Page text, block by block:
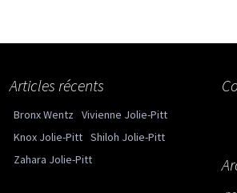
Articles récents
Bronx Wentz Vivienne Jolie-Pitt
Knox Jolie-Pitt Shiloh Jolie-Pitt
Zahara Jolie-Pitt